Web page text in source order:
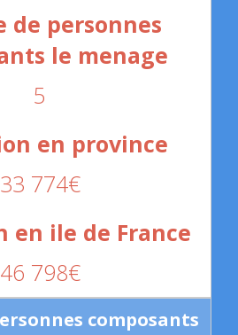
5
33 774€
46 798€